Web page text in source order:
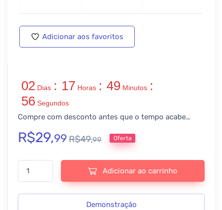
Adicionar aos favoritos
02 Dias : 17 Horas : 49 Minutos :
56 Segundos
Compre com desconto antes que o tempo acabe…
R$29,99R$49,99 Oferta
Thrive Plugins Clever Widgets - v2.9.1 quantidade
Adicionar ao carrinho
Demonstração